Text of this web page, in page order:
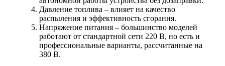
Давление топлива – влияет на качество
распыления и эффективность сгорания.
Напряжение питания – большинство моделей
работают от стандартной сети 220 В, но есть и
профессиональные варианты, рассчитанные на
380 В.